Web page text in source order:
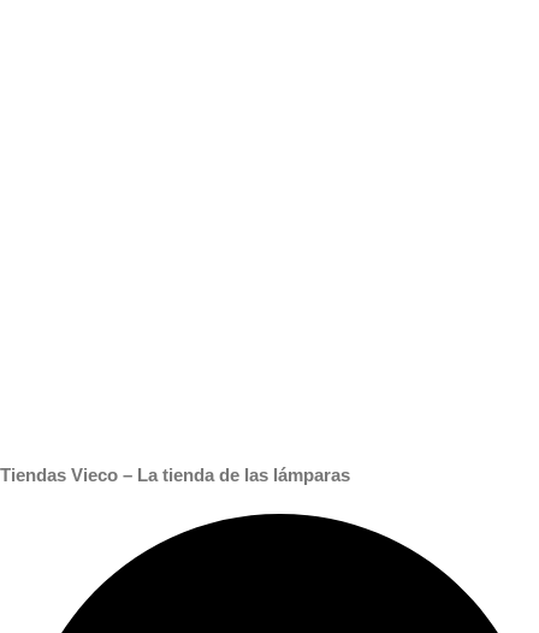
Tiendas Vieco – La tienda de las lámparas